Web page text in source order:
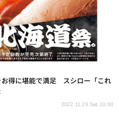
2022.11.26 Sat 10:00
得に堪能で満足 スシロー「これ